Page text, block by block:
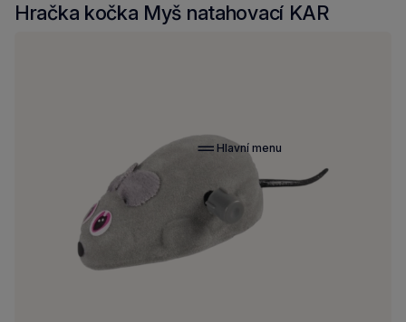
Hlavní menu
zde:
Hračka kočka Myš natahovací KAR